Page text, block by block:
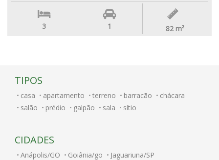
3 1 82 m²
TIPOS
casa apartamento terreno barracão
chácara
salão
prédio galpão sala sítio
CIDADES
Anápolis/GO Goiânia/go
Jaguariuna/SP